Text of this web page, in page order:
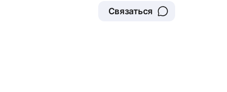
Связаться